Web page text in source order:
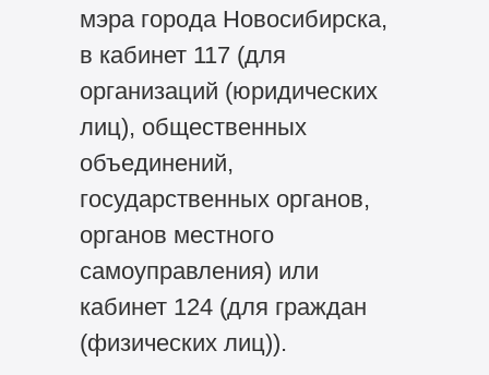
мэра города Новосибирска,
в кабинет 117 (для
организаций (юридических
лиц), общественных
объединений,
государственных органов,
органов местного
самоуправления) или
кабинет 124 (для граждан
(физических лиц)).